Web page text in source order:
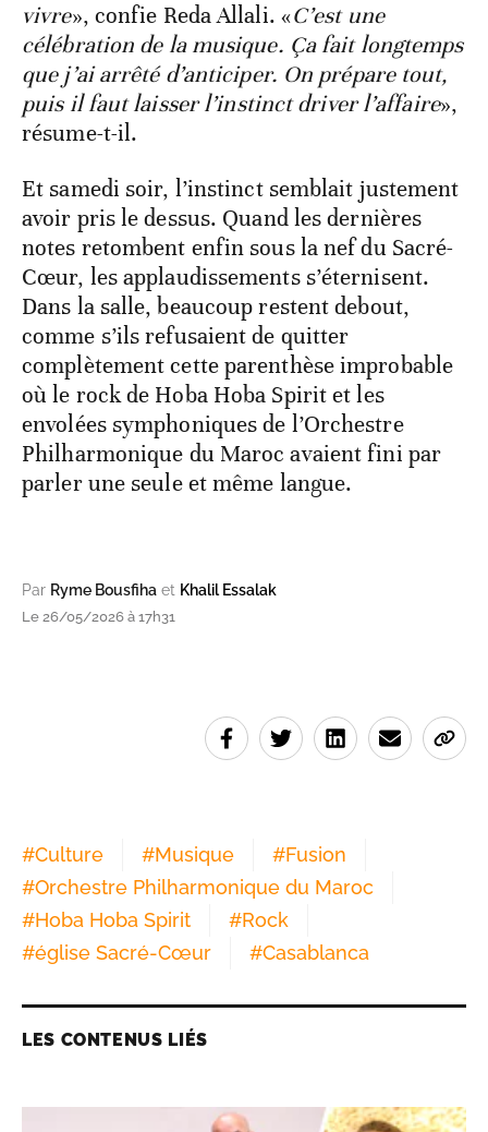
vivre», confie Reda Allali. «C’est une
célébration de la musique. Ça fait longtemps
que j’ai arrêté d’anticiper. On prépare tout,
puis il faut laisser l’instinct driver l’affaire»,
résume-t-il.
Et samedi soir, l’instinct semblait justement
avoir pris le dessus. Quand les dernières
notes retombent enfin sous la nef du Sacré-
Cœur, les applaudissements s’éternisent.
Dans la salle, beaucoup restent debout,
comme s’ils refusaient de quitter
complètement cette parenthèse improbable
où le rock de Hoba Hoba Spirit et les
envolées symphoniques de l’Orchestre
Philharmonique du Maroc avaient fini par
parler une seule et même langue.
Par Ryme Bousfiha et Khalil Essalak
Le 26/05/2026 à 17h31
#Culture #Musique #Fusion
#Orchestre Philharmonique du Maroc
#Hoba Hoba Spirit #Rock
#église Sacré-Cœur #Casablanca
LES CONTENUS LIÉS